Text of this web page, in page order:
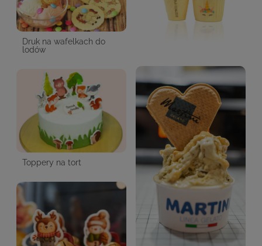
Druk na wafelkach do
lodów
Toppery na tort